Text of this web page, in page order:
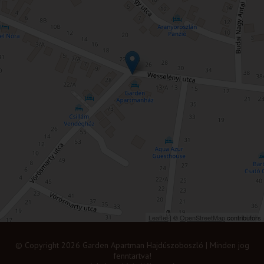
Leaflet | © OpenStreetMap contributors
© Copyright 2026 Garden Apartman Hajdúszoboszló | Minden jog
fenntartva!